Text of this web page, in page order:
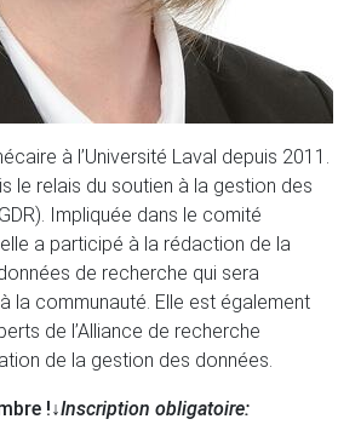
à l’Université Laval depuis 2011.
le relais du soutien à la gestion des
Impliquée dans le comité
a participé à la rédaction de la
de recherche qui sera
la communauté. Elle est également
de l’Alliance de recherche
de la gestion des données.
!↓Inscription obligatoire: